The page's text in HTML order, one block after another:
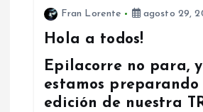
Fran Lorente
agosto 29,
Hola a todos!
Epilacorre no para,
estamos preparando
edición de nuestra